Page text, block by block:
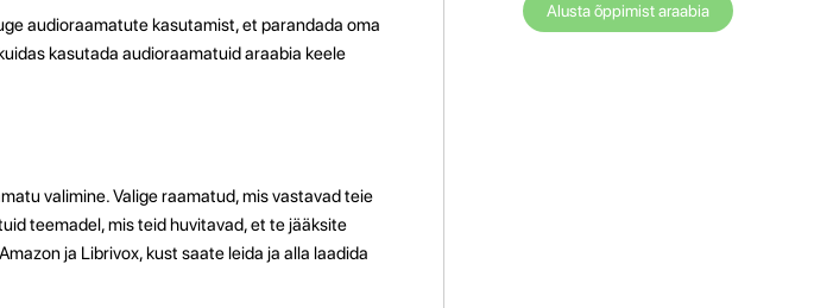
audioraamatute kasutamist, et parandada oma
kasutada audioraamatuid araabia keele
valimine. Valige raamatud, mis vastavad teie
teemadel, mis teid huvitavad, et te jääksite
ja Librivox, kust saate leida ja alla laadida
Alusta õppimist araabia